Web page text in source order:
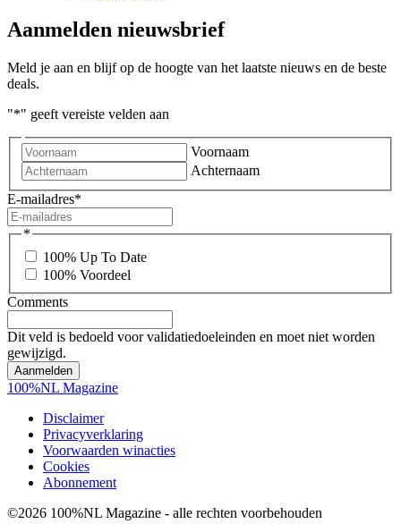
Aanmelden nieuwsbrief
Meld je aan en blijf op de hoogte van het laatste nieuws en de beste
deals.
"*" geeft vereiste velden aan
Voornaam
Achternaam
E-mailadres*
*
100% Up To Date
100% Voordeel
Comments
Dit veld is bedoeld voor validatiedoeleinden en moet niet worden
gewijzigd.
100%NL Magazine
Disclaimer
Privacyverklaring
Voorwaarden winacties
Cookies
Abonnement
©2026 100%NL Magazine - alle rechten voorbehouden